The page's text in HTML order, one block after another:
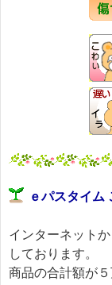
ｅパスタイム
インターネット
しております。
商品の合計額が